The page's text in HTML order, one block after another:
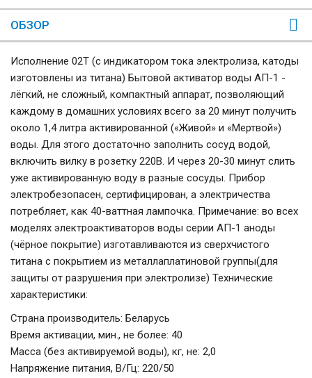
ОБЗОР
Исполнение 02Т (с индикатором тока электролиза, катоды
изготовлены из титана) Бытовой активатор воды АП-1 -
лёгкий, не сложный, компактный аппарат, позволяющий
каждому в домашних условиях всего за 20 минут получить
около 1,4 литра активированной («Живой» и «Мертвой»)
воды. Для этого достаточно заполнить сосуд водой,
включить вилку в розетку 220В. И через 20-30 минут слить
уже активированную воду в разные сосуды. Прибор
электробезопасен, сертифицирован, а электричества
потребляет, как 40-ваттная лампочка. Примечание: во всех
моделях электроактиваторов воды серии АП-1 аноды
(чёрное покрытие) изготавливаются из сверхчистого
титана с покрытием из металлаплатиновой группы(для
защиты от разрушения при электролизе) Технические
характеристики:
Страна производитель: Беларусь
Время активации, мин., не более: 40
Масса (без активируемой воды), кг, не: 2,0
Напряжение питания, В/Гц: 220/50